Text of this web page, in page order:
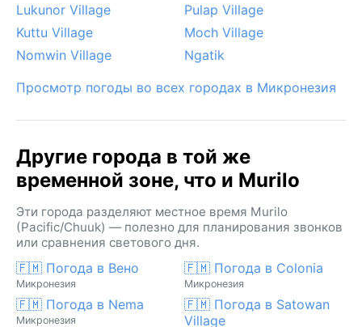
Lukunor Village
Pulap Village
Kuttu Village
Moch Village
Nomwin Village
Ngatik
Просмотр погоды во всех городах в Микронезия
Другие города в той же
временной зоне, что и Murilo
Эти города разделяют местное время Murilo
(Pacific/Chuuk) — полезно для планирования звонков
или сравнения светового дня.
🇫🇲 Погода в Вено
Микронезия
🇫🇲 Погода в Colonia
Микронезия
🇫🇲 Погода в Nema
Микронезия
🇫🇲 Погода в Satowan
Village